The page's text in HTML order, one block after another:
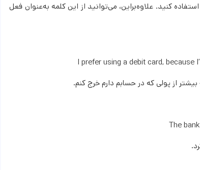
کنید. علاوه‌بر‌این، می‌توانید از این کلمه به‌عنوان فعل
I prefer using a debit card,
از پولی که در حسابم دارم خرج کنم.
The